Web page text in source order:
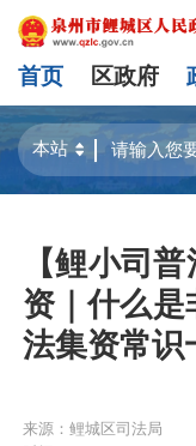
首页 区政府
【鲤小司
资｜什么
法集资常识
来源：鲤城区司法局